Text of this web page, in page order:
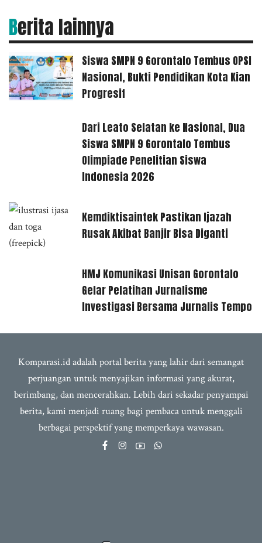
Berita lainnya
Siswa SMPN 9 Gorontalo Tembus OPSI
Nasional, Bukti Pendidikan Kota Kian
Progresif
Dari Leato Selatan ke Nasional, Dua
Siswa SMPN 9 Gorontalo Tembus
Olimpiade Penelitian Siswa
Indonesia 2026
Kemdiktisaintek Pastikan Ijazah
Rusak Akibat Banjir Bisa Diganti
HMJ Komunikasi Unisan Gorontalo
Gelar Pelatihan Jurnalisme
Investigasi Bersama Jurnalis Tempo
Komparasi.id adalah portal berita yang lahir dari semangat
perjuangan untuk menyajikan informasi yang akurat,
berimbang, dan mencerahkan. Lebih dari sekadar penyampai
berita, kami menjadi ruang bagi pembaca untuk menggali
berbagai perspektif yang memperkaya wawasan.